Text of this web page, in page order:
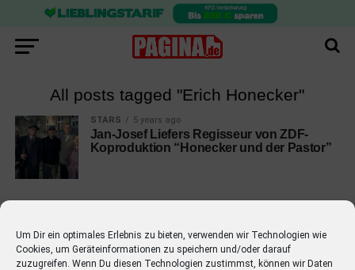
Um Dir ein optimales Erlebnis zu bieten, verwenden wir Technologien wie
Cookies, um Geräteinformationen zu speichern und/oder darauf
zuzugreifen. Wenn Du diesen Technologien zustimmst, können wir Daten
All posts tagged "Erich Honecker"
STARS 5 years ago
Jan-Josef Liefers Regisseur von ZDF-
Koproduktion “Honecker und der Pastor”
EMPFOHLEN